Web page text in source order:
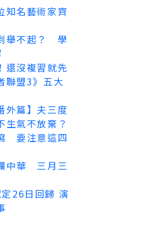
名藝術家齊
舉不起？ 學
還沒複習就先
聯盟3》五大
外篇】夫三度
氣不放棄？
要注意這四
中華 三月三
26日回歸 演